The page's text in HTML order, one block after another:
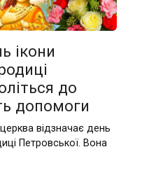
ікони
до
допомоги
відзначає день
Петровської. Вона